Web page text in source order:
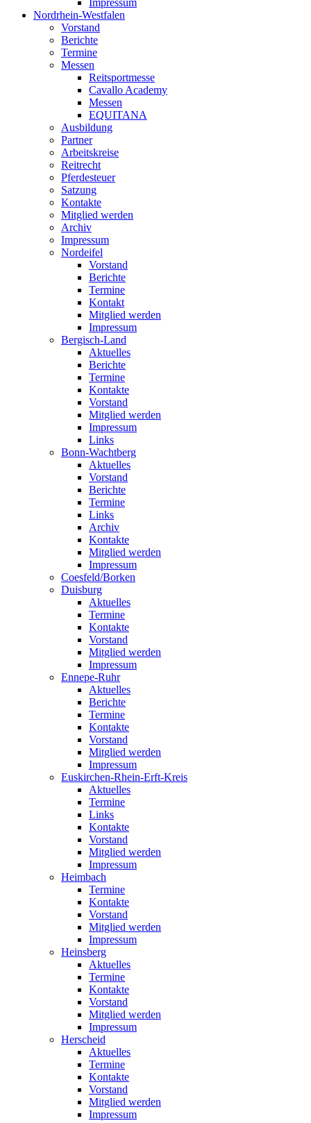
Impressum
Nordrhein-Westfalen
Vorstand
Berichte
Termine
Messen
Reitsportmesse
Cavallo Academy
Messen
EQUITANA
Ausbildung
Partner
Arbeitskreise
Reitrecht
Pferdesteuer
Satzung
Kontakte
Mitglied werden
Archiv
Impressum
Nordeifel
Vorstand
Berichte
Termine
Kontakt
Mitglied werden
Impressum
Bergisch-Land
Aktuelles
Berichte
Termine
Kontakte
Vorstand
Mitglied werden
Impressum
Links
Bonn-Wachtberg
Aktuelles
Vorstand
Berichte
Termine
Links
Archiv
Kontakte
Mitglied werden
Impressum
Coesfeld/Borken
Duisburg
Aktuelles
Termine
Kontakte
Vorstand
Mitglied werden
Impressum
Ennepe-Ruhr
Aktuelles
Berichte
Termine
Kontakte
Vorstand
Mitglied werden
Impressum
Euskirchen-Rhein-Erft-Kreis
Aktuelles
Termine
Links
Kontakte
Vorstand
Mitglied werden
Impressum
Heimbach
Termine
Kontakte
Vorstand
Mitglied werden
Impressum
Heinsberg
Aktuelles
Termine
Kontakte
Vorstand
Mitglied werden
Impressum
Herscheid
Aktuelles
Termine
Kontakte
Vorstand
Mitglied werden
Impressum